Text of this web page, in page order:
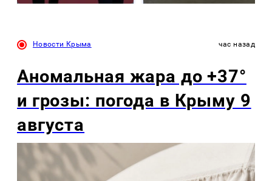
Новости Крыма час назад
Аномальная жара до +37°
и грозы: погода в Крыму 9
августа